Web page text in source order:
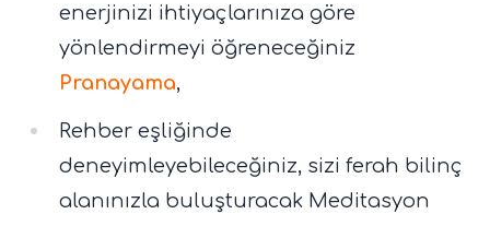
enerjinizi ihtiyaçlarınıza göre
yönlendirmeyi öğreneceğiniz
Pranayama,
Rehber eşliğinde
deneyimleyebileceğiniz, sizi ferah bilinç
alanınızla buluşturacak Meditasyon